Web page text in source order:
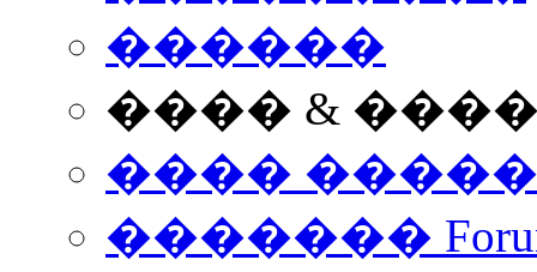
������
���� &
����
�������